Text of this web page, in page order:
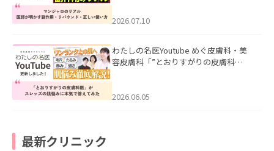
た。
2026.07.10
わたしの名医Youtube めぐ皮膚科・美
容皮膚科「”とおりすがりの皮膚科
2026.06.05
最新クリニック